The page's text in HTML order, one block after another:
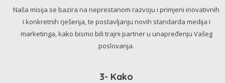
Naša misija se bazira na neprestanom razvoju i primjeni inovativnih
i konkretnih rješenja, te postavljanju novih standarda medija i
marketinga, kako bismo bili trajni partner u unapređenju Vašeg
poslovanja.
3- Kako